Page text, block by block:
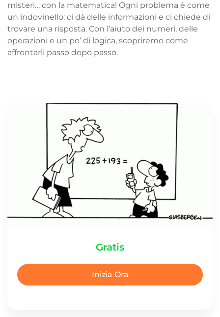
misteri… con la matematica! Ogni problema è come
un indovinello: ci dà delle informazioni e ci chiede di
trovare una risposta. Con l’aiuto dei numeri, delle
operazioni e un po’ di logica, scopriremo come
affrontarli passo dopo passo.
Gratis
Inizia Ora